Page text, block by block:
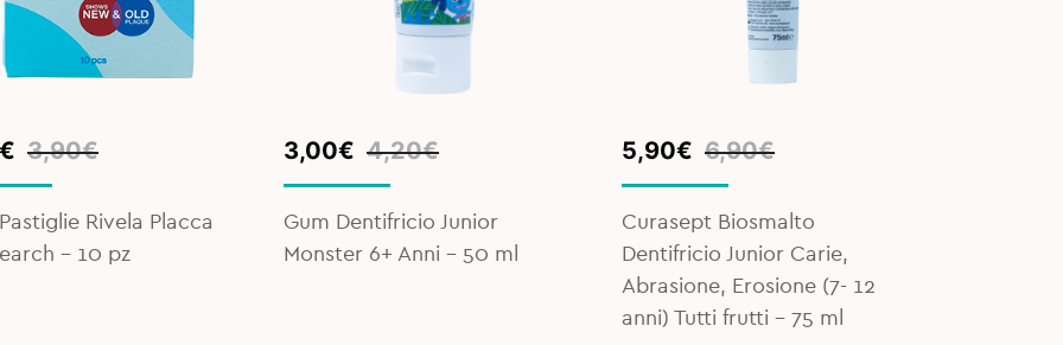
3,90€
€
Rivela Placca
- 10 pz
4,20€
Original
price
4,20€.
3,00€
Current
price
3,00€.
Gum Dentifricio Junior
Monster 6+ Anni – 50 ml
6,90€
Original
price
6,90€.
5,90€
Current
price
5,90€.
Curasept Biosmalto
Dentifricio Junior Carie,
Abrasione, Erosione (7- 12
anni) Tutti frutti – 75 ml